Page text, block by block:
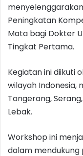
Peningkatan
Mata bagi Dokter
Tingkat Pertama.
Kegiatan ini diikuti
wilayah Indonesia,
Tangerang,
Lebak.
Workshop ini
dalam